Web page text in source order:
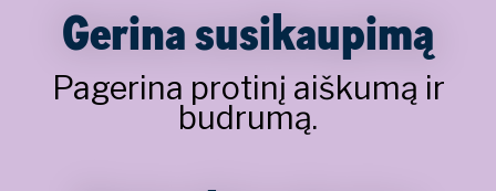
Gerina susikaupimą
Pagerina protinį aiškumą ir
budrumą.